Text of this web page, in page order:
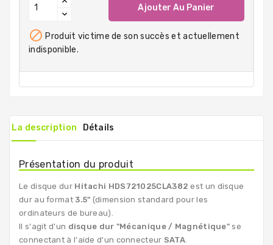
Ajouter Au Panier
 Produit victime de son succès et actuellement
indisponible.
La description Détails
Présentation du produit
Le disque dur Hitachi HDS721025CLA382 est un disque
dur au format 3.5" (dimension standard pour les
ordinateurs de bureau).
Il s'agit d'un disque dur "Mécanique / Magnétique" se
connectant à l'aide d'un connecteur SATA